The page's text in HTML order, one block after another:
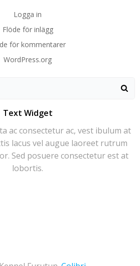
Logga in
Flöde för inlägg
för kommentarer
WordPress.org
Text Widget
ac consectetur ac, vest ibulum at
lacus vel augue laoreet rutrum
Sed posuere consectetur est at
lobortis.